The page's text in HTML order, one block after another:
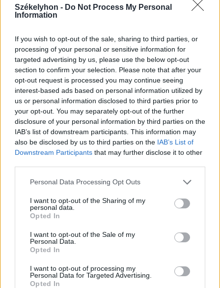
Székelyhon - Do Not Process My Personal
Information
If you wish to opt-out of the sale, sharing to third parties, or
processing of your personal or sensitive information for
targeted advertising by us, please use the below opt-out
section to confirm your selection. Please note that after your
opt-out request is processed you may continue seeing
interest-based ads based on personal information utilized by
us or personal information disclosed to third parties prior to
your opt-out. You may separately opt-out of the further
disclosure of your personal information by third parties on the
IAB’s list of downstream participants. This information may
also be disclosed by us to third parties on the IAB’s List of
Downstream Participants that may further disclose it to other
Personal Data Processing Opt Outs
I want to opt-out of the Sharing of my
personal data.
Opted In
I want to opt-out of the Sale of my
Personal Data.
Opted In
I want to opt-out of processing my
Personal Data for Targeted Advertising.
Opted In
2026. augusztus 07., péntek
Ha a helyzet indokolja, biztonsági
intézkedéseket lehet elrendelni az
országos villamosenergia-
hálózatban